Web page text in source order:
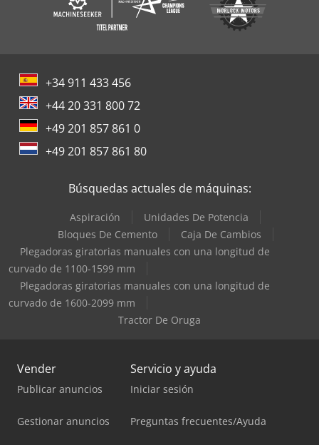
+34 911 433 456
+44 20 331 800 72
+49 201 857 861 0
+49 201 857 861 80
Búsquedas actuales de máquinas:
Aspiración
Unidades De Potencia
Bloques De Cemento
Caja De Cambios
Plegadoras giratorias manuales con una longitud de
curvado de 1100-1599 mm
Plegadoras giratorias manuales con una longitud de
curvado de 1600-2099 mm
Tractor De Oruga
Vender
Publicar anuncios
Gestionar anuncios
Servicio y ayuda
Iniciar sesión
Preguntas frecuentes/Ayuda